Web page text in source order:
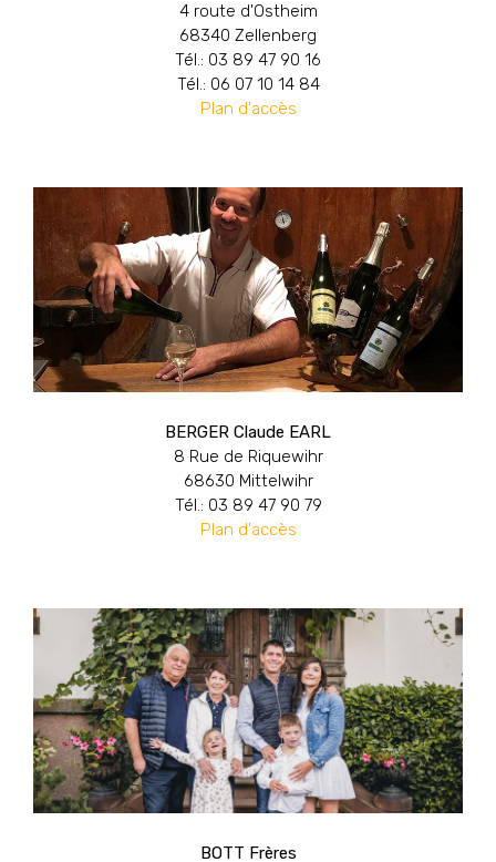
4 route d'Ostheim
68340 Zellenberg
Tél.: 03 89 47 90 16
Tél.: 06 07 10 14 84
Plan d'accès
BERGER Claude EARL
8 Rue de Riquewihr
68630 Mittelwihr
Tél.: 03 89 47 90 79
Plan d'accès
BOTT Frères